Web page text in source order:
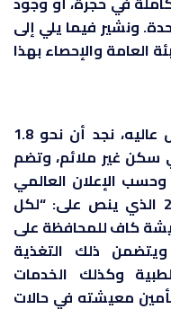
ونشير فيما يلي إلى
العامة والإحصاء بهذا
وكما هو واضح من بيانات الجدول عاليه، نجد أن نحو 1.8
غير ملائم، وتضم
نسمة، وحسب الإعلان العالمي
لحقوق الإنسان في مادته رقم 25 الذي ينص على: “لكل
كاف للمحافظة على
ويتضمن ذلك التغذية
وكذلك الخدمات
معيشته في حالات